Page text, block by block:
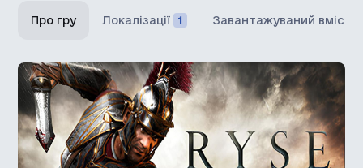
Про гру Локалізації 1 Завантажуваний вміст